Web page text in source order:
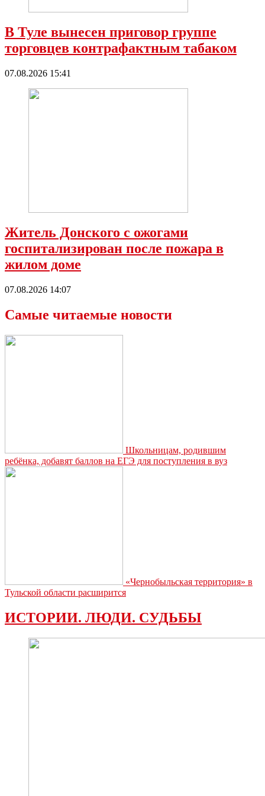
В Туле вынесен приговор группе
торговцев контрафактным табаком
07.08.2026 15:41
Житель Донского с ожогами
госпитализирован после пожара в
жилом доме
07.08.2026 14:07
Самые читаемые новости
Школьницам, родившим
ребёнка, добавят баллов на ЕГЭ для поступления в вуз
«Чернобыльская территория» в
Тульской области расширится
ИСТОРИИ. ЛЮДИ. СУДЬБЫ